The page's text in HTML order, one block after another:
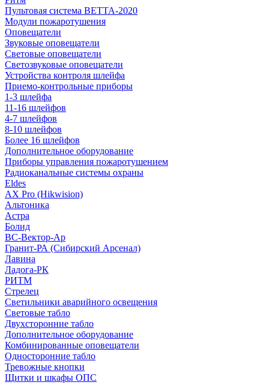
Пультовая система ВЕТТА-2020
Модули пожаротушения
Оповещатели
Звуковые оповещатели
Световые оповещатели
Светозвуковые оповещатели
Устройства контроля шлейфа
Приемо-контрольные приборы
1-3 шлейфа
11-16 шлейфов
4-7 шлейфов
8-10 шлейфов
Более 16 шлейфов
Дополнительное оборудование
Приборы управления пожаротушением
Радиоканальные системы охраны
Eldes
AX Pro (Hikwision)
Альтоника
Астра
Болид
ВС-Вектор-Ар
Гранит-РА (Сибирский Арсенал)
Лавина
Ладога-РК
РИТМ
Стрелец
Светильники аварийного освещения
Световые табло
Двухсторонние табло
Дополнительное оборудование
Комбинированные оповещатели
Односторонние табло
Тревожные кнопки
Щитки и шкафы ОПС